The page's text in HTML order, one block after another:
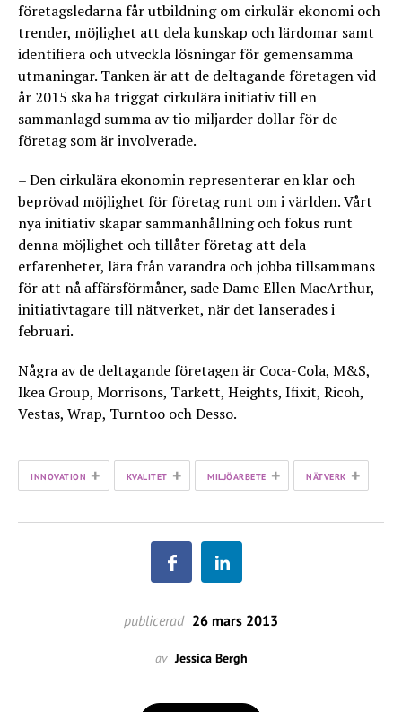
företagsledarna får utbildning om cirkulär ekonomi och
trender, möjlighet att dela kunskap och lärdomar samt
identifiera och utveckla lösningar för gemensamma
utmaningar. Tanken är att de deltagande företagen vid
år 2015 ska ha triggat cirkulära initiativ till en
sammanlagd summa av tio miljarder dollar för de
företag som är involverade.
– Den cirkulära ekonomin representerar en klar och
beprövad möjlighet för företag runt om i världen. Vårt
nya initiativ skapar sammanhållning och fokus runt
denna möjlighet och tillåter företag att dela
erfarenheter, lära från varandra och jobba tillsammans
för att nå affärsförmåner, sade Dame Ellen MacArthur,
initiativtagare till nätverket, när det lanserades i
februari.
Några av de deltagande företagen är Coca-Cola, M&S,
Ikea Group, Morrisons, Tarkett, Heights, Ifixit, Ricoh,
Vestas, Wrap, Turntoo och Desso.
INNOVATION + KVALITET + MILJÖARBETE + NÄTVERK +
publicerad 26 mars 2013
av Jessica Bergh